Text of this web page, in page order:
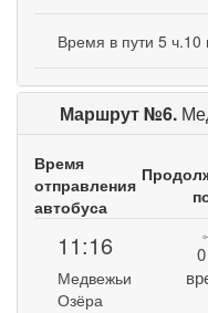
Время в пути 5 ч.10
Маршрут №6.
Время
отправления
автобуса
11:16
Медвежьи
Озёра